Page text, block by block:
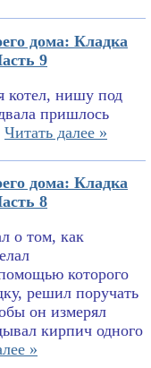
дома: Кладка
9
котел, нишу под
пришлось
Читать далее »
дома: Кладка
8
о том, как
которого
решил поручать
он измерял
кирпич одного
»